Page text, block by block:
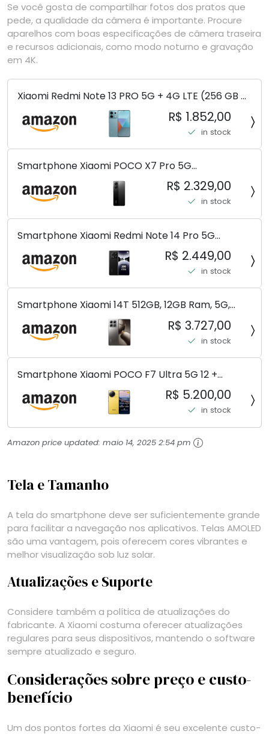
Se você gosta de compartilhar fotos dos pratos que
pede, a qualidade da câmera é importante. Procure
aparelhos com boas especificações de câmera traseira
e recursos adicionais, como modo noturno e gravação
em 4K.
Xiaomi Redmi Note 13 PRO 5G + 4G LTE (256 GB +
8 GB) 200 MP Triplo (Mobile Mint Tello e) +
(Pacote de carregador duplo de carro rápido)
(Ocean Teal (ROM))
R$ 1.852,00
in stock
Smartphone Xiaomi POCO X7 Pro 5G
8+256GB/12+256GB/12+512GB
R$ 2.329,00
in stock
Smartphone Xiaomi Redmi Note 14 Pro 5G
Midnight Black (Preto) 12GB RAM 512GB ROM NFC
[ 24090RA29G ]
R$ 2.449,00
in stock
Smartphone Xiaomi 14T 512GB, 12GB Ram, 5G,
Leica, Cinza - no Brasil
R$ 3.727,00
in stock
Smartphone Xiaomi POCO F7 Ultra 5G 12 +
256GB/16+512GB Processador Snapdragon 8 Elite
Top de Linha Chip VisionBoost D7 para Jogos
Pesados Tela Flow AMOLED 2K...
R$ 5.200,00
in stock
Amazon price updated: maio 14, 2025 2:54 pm
Tela e Tamanho
A tela do smartphone deve ser suficientemente grande
para facilitar a navegação nos aplicativos. Telas AMOLED
são uma vantagem, pois oferecem cores vibrantes e
melhor visualização sob luz solar.
Atualizações e Suporte
Considere também a política de atualizações do
fabricante. A Xiaomi costuma oferecer atualizações
regulares para seus dispositivos, mantendo o software
sempre atualizado e seguro.
Considerações sobre preço e custo-
benefício
Um dos pontos fortes da Xiaomi é seu excelente custo-